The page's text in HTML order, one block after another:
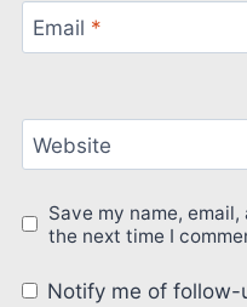
Email *
Website
Save my name,
the next time I
Notify me of follow-